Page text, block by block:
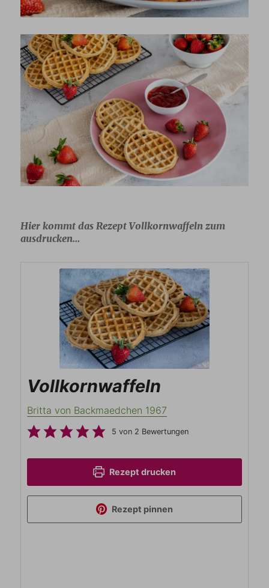
Hier kommt das Rezept Vollkornwaffeln zum
ausdrucken…
Vollkornwaffeln
Britta von Backmaedchen 1967
5 von 2 Bewertungen
Rezept drucken
Rezept pinnen